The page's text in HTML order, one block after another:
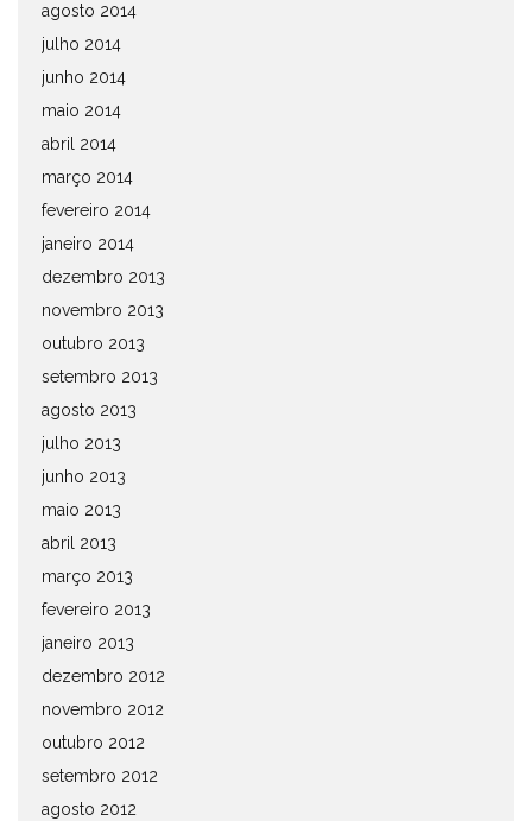
agosto 2014
julho 2014
junho 2014
maio 2014
abril 2014
março 2014
fevereiro 2014
janeiro 2014
dezembro 2013
novembro 2013
outubro 2013
setembro 2013
agosto 2013
julho 2013
junho 2013
maio 2013
abril 2013
março 2013
fevereiro 2013
janeiro 2013
dezembro 2012
novembro 2012
outubro 2012
setembro 2012
agosto 2012